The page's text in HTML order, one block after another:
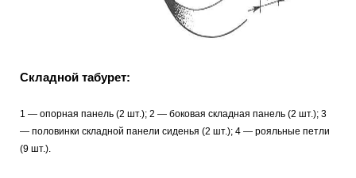
Складной табурет:
1 — опорная панель (2 шт.); 2 — боковая складная панель (2 шт.); 3
— половинки складной панели сиденья (2 шт.); 4 — рояльные петли
(9 шт.).